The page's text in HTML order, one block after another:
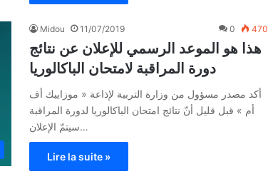
Midou 11/07/2019 0 470
هذا هو الموعد الرسمي للإعلان عن نتائج
دورة المراقبة لامتحان الباكالوريا
أكد مصدر مسؤول من وزارة التربية لإذاعة « موزاييك أف
أم » قبل قليل أنّ نتائج امتحان الباكالوريا لدورة المراقبة
سيتمّ الإعلان…
Lire la suite »